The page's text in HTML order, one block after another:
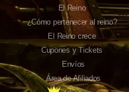
El Reino
¿Cómo pertenecer al reino?
El Reino crece
Cupones y Tickets
Envíos
Área de Afiliados